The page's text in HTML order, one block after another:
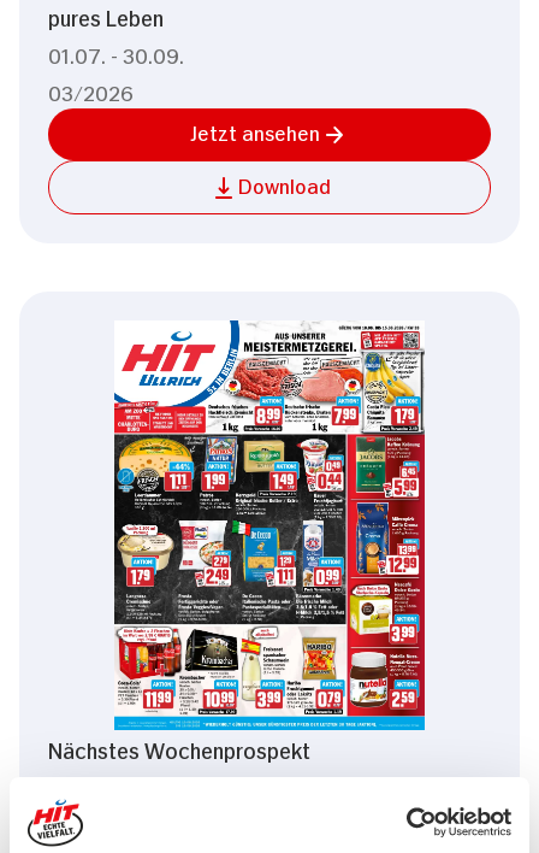
pures Leben
01.07. - 30.09.
03/2026
Jetzt ansehen
Download
Nächstes Wochenprospekt
KW 33/2026